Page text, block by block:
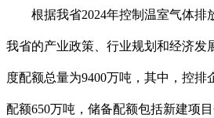
根据我省2024年控制温室气体排
我省的产业政策、行业规划和经济发
度配额总量为9400万吨，其中，控排
配额650万吨，储备配额包括新建项